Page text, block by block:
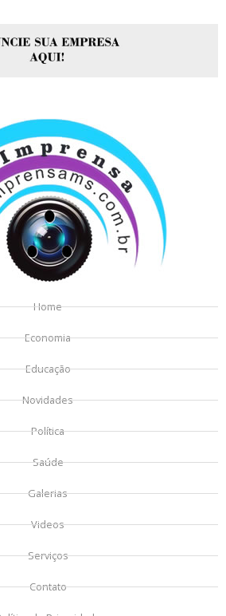
Home
Economia
Educação
Novidades
Política
Saúde
Galerias
Videos
Serviços
Contato